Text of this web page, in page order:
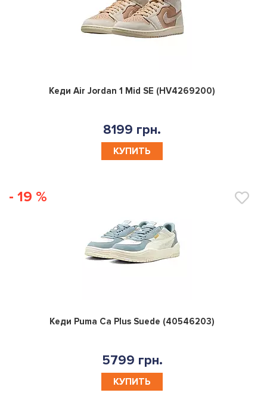
0
Кеди Air Jordan 1 Mid SE (HV4269200)
8199 грн.
КУПИТЬ
- 19 %
0
Кеди Puma Ca Plus Suede (40546203)
5799 грн.
КУПИТЬ